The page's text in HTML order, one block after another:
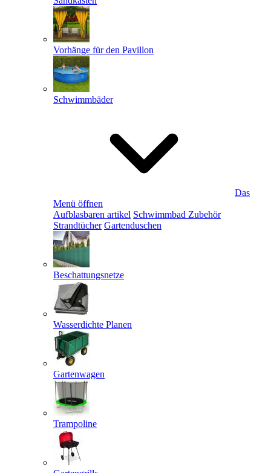
Vorhänge für den Pavillon
Schwimmbäder
Das
Menü öffnen
Aufblasbaren artikel Schwimmbad Zubehör
Strandtücher Gartenduschen
Beschattungsnetze
Wasserdichte Planen
Gartenwagen
Trampoline